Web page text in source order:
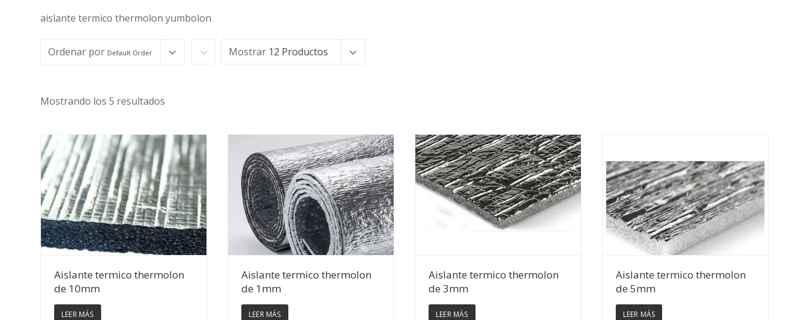
aislante termico thermolon yumbolon
Ordenar por Default Order Mostrar 12 Productos
Mostrando los 5 resultados
Ver Detalles
Aislante termico thermolon
de 10mm
LEER MÁS
Ver Detalles
Aislante termico thermolon
de 1mm
LEER MÁS
Ver Detalles
Aislante termico thermolon
de 3mm
LEER MÁS
Ver Detalles
Aislante termico thermolon
de 5mm
LEER MÁS